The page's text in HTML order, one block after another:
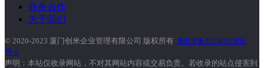
商务合作
关于我们
© 2020-2023 厦门创米企业管理有限公司 版权所有 闽ICP备2024031605
号-2
声明：本站仅收录网站，不对其网站内容或交易负责。若收录的站点侵害到